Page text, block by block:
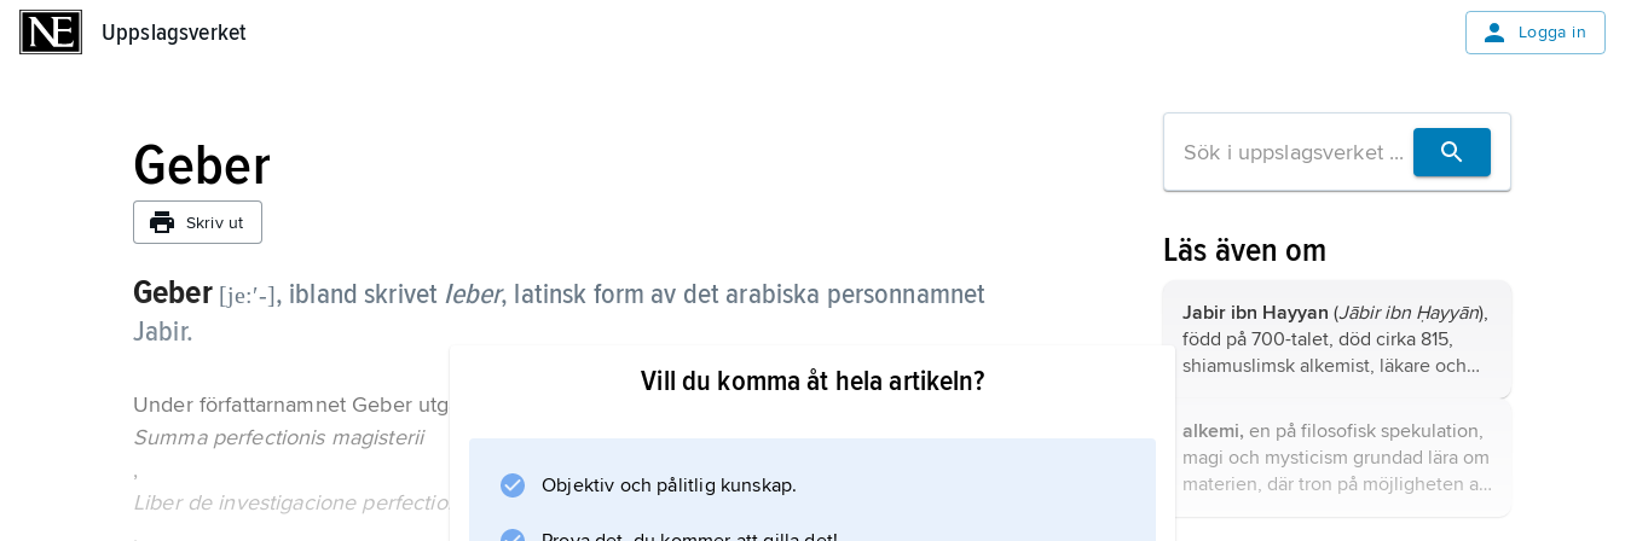
Uppslagsverket Logga in
Geber
Skriv ut
Geber [je:ʹ-], ibland skrivet Ieber, latinsk form av det arabiska personnamnet
Jabir.
Under författarnamnet Geber utgavs omkring år 1300 de alkemiska skrifterna
Summa perfectionis magisterii
,
Liber de investigacione perfectionis
,
Vill du komma åt hela artikeln?
Objektiv och pålitlig kunskap.
Läs även om
Jabir ibn Hayyan (Jābir ibn Ḥayyān),
född på 700-talet, död cirka 815,
shiamuslimsk alkemist, läkare och
Bagdad och i Kufa.
alkemi, en på filosofisk spekulation,
magi och mysticism grundad lära om
materien, där tron på möjligheten att